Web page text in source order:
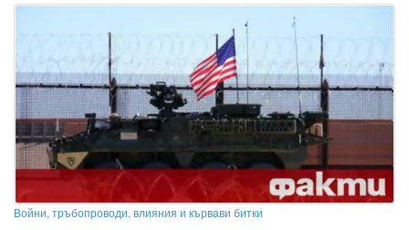
Войни, тръбопроводи, влияния и кървави битки